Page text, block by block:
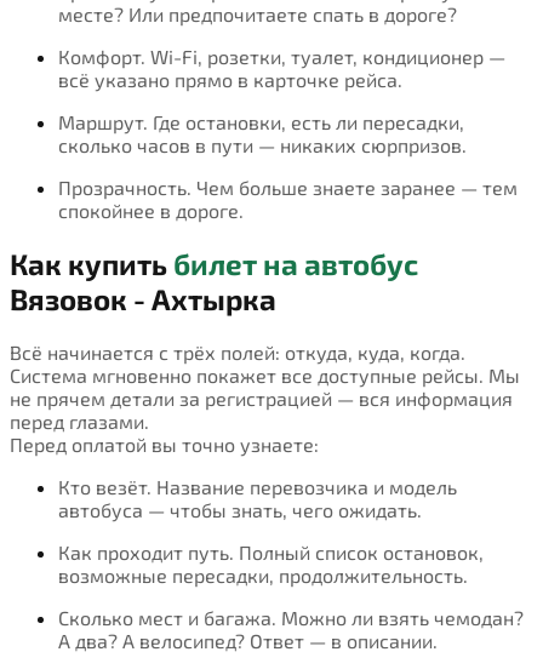
месте? Или предпочитаете спать в дороге?
Комфорт. Wi-Fi, розетки, туалет, кондиционер —
всё указано прямо в карточке рейса.
Маршрут. Где остановки, есть ли пересадки,
сколько часов в пути — никаких сюрпризов.
Прозрачность. Чем больше знаете заранее — тем
спокойнее в дороге.
Как купить билет на автобус
Вязовок - Ахтырка
Всё начинается с трёх полей: откуда, куда, когда.
Система мгновенно покажет все доступные рейсы. Мы
не прячем детали за регистрацией — вся информация
перед глазами.
Перед оплатой вы точно узнаете:
Кто везёт. Название перевозчика и модель
автобуса — чтобы знать, чего ожидать.
Как проходит путь. Полный список остановок,
возможные пересадки, продолжительность.
Сколько мест и багажа. Можно ли взять чемодан?
А два? А велосипед? Ответ — в описании.